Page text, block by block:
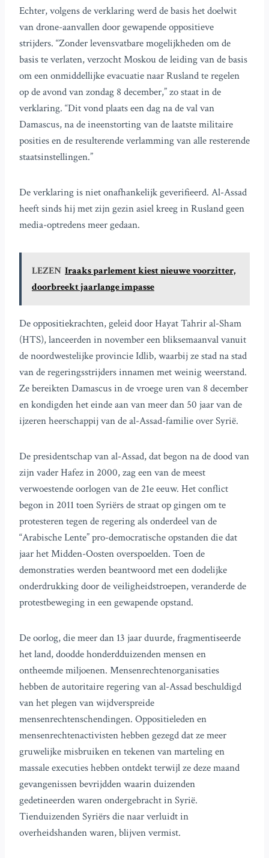
Echter, volgens de verklaring werd de basis het doelwit
van drone-aanvallen door gewapende oppositieve
strijders. “Zonder levensvatbare mogelijkheden om de
basis te verlaten, verzocht Moskou de leiding van de basis
om een onmiddellijke evacuatie naar Rusland te regelen
op de avond van zondag 8 december,” zo staat in de
verklaring. “Dit vond plaats een dag na de val van
Damascus, na de ineenstorting van de laatste militaire
posities en de resulterende verlamming van alle resterende
staatsinstellingen.”
De verklaring is niet onafhankelijk geverifieerd. Al-Assad
heeft sinds hij met zijn gezin asiel kreeg in Rusland geen
media-optredens meer gedaan.
LEZEN Iraaks parlement kiest nieuwe voorzitter,
doorbreekt jaarlange impasse
De oppositiekrachten, geleid door Hayat Tahrir al-Sham
(HTS), lanceerden in november een bliksemaanval vanuit
de noordwestelijke provincie Idlib, waarbij ze stad na stad
van de regeringsstrijders innamen met weinig weerstand.
Ze bereikten Damascus in de vroege uren van 8 december
en kondigden het einde aan van meer dan 50 jaar van de
ijzeren heerschappij van de al-Assad-familie over Syrië.
De presidentschap van al-Assad, dat begon na de dood van
zijn vader Hafez in 2000, zag een van de meest
verwoestende oorlogen van de 21e eeuw. Het conflict
begon in 2011 toen Syriërs de straat op gingen om te
protesteren tegen de regering als onderdeel van de
“Arabische Lente” pro-democratische opstanden die dat
jaar het Midden-Oosten overspoelden. Toen de
demonstraties werden beantwoord met een dodelijke
onderdrukking door de veiligheidstroepen, veranderde de
protestbeweging in een gewapende opstand.
De oorlog, die meer dan 13 jaar duurde, fragmentiseerde
het land, doodde honderdduizenden mensen en
ontheemde miljoenen. Mensenrechtenorganisaties
hebben de autoritaire regering van al-Assad beschuldigd
van het plegen van wijdverspreide
mensenrechtenschendingen. Oppositieleden en
mensenrechtenactivisten hebben gezegd dat ze meer
gruwelijke misbruiken en tekenen van marteling en
massale executies hebben ontdekt terwijl ze deze maand
gevangenissen bevrijdden waarin duizenden
gedetineerden waren ondergebracht in Syrië.
Tienduizenden Syriërs die naar verluidt in
overheidshanden waren, blijven vermist.